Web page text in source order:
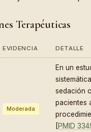
Terapéuticas
EVIDENCIA DETALLE
Moderada
En un
sedación
pacientes
[PMID